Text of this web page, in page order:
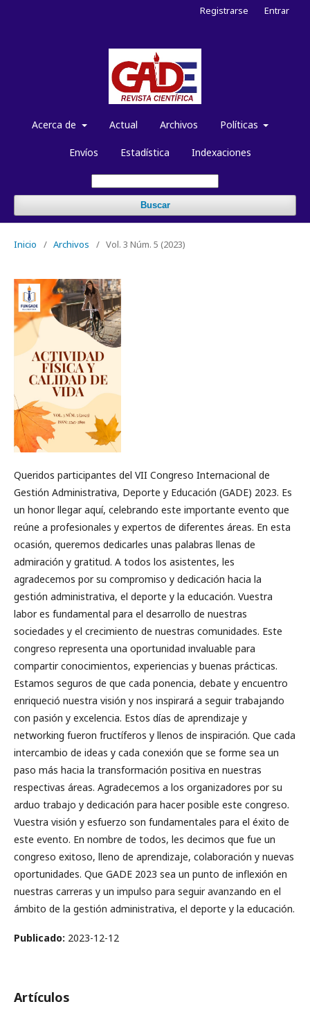
Acerca de Actual Archivos Políticas
Envíos Estadística Indexaciones
Buscar
Registrarse Entrar
Inicio / Archivos / Vol. 3 Núm. 5 (2023)
Queridos participantes del VII Congreso Internacional de
Gestión Administrativa, Deporte y Educación (GADE) 2023. Es
un honor llegar aquí, celebrando este importante evento que
reúne a profesionales y expertos de diferentes áreas. En esta
ocasión, queremos dedicarles unas palabras llenas de
admiración y gratitud. A todos los asistentes, les
agradecemos por su compromiso y dedicación hacia la
gestión administrativa, el deporte y la educación. Vuestra
labor es fundamental para el desarrollo de nuestras
sociedades y el crecimiento de nuestras comunidades. Este
congreso representa una oportunidad invaluable para
compartir conocimientos, experiencias y buenas prácticas.
Estamos seguros de que cada ponencia, debate y encuentro
enriqueció nuestra visión y nos inspirará a seguir trabajando
con pasión y excelencia. Estos días de aprendizaje y
networking fueron fructíferos y llenos de inspiración. Que cada
intercambio de ideas y cada conexión que se forme sea un
paso más hacia la transformación positiva en nuestras
respectivas áreas. Agradecemos a los organizadores por su
arduo trabajo y dedicación para hacer posible este congreso.
Vuestra visión y esfuerzo son fundamentales para el éxito de
este evento. En nombre de todos, les decimos que fue un
congreso exitoso, lleno de aprendizaje, colaboración y nuevas
oportunidades. Que GADE 2023 sea un punto de inflexión en
nuestras carreras y un impulso para seguir avanzando en el
ámbito de la gestión administrativa, el deporte y la educación.
Publicado: 2023-12-12
Artículos